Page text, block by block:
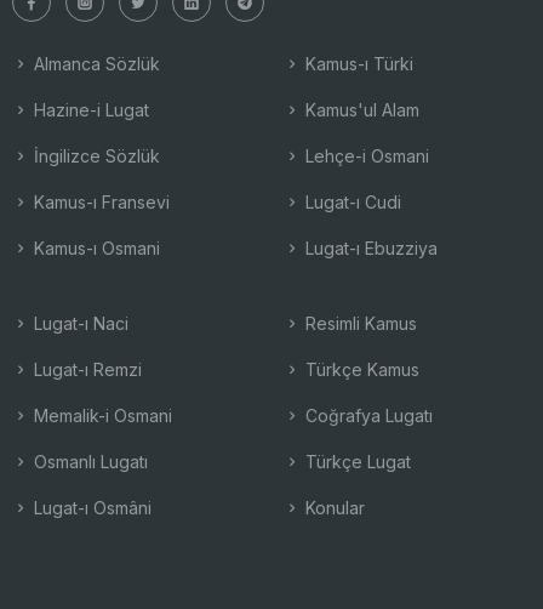
Almanca Sözlük
Hazine-i Lugat
İngilizce Sözlük
Kamus-ı Fransevi
Kamus-ı Osmani
Kamus-ı Türki
Kamus'ul Alam
Lehçe-i Osmani
Lugat-ı Cudi
Lugat-ı Ebuzziya
Lugat-ı Naci
Lugat-ı Remzi
Memalik-i Osmani
Osmanlı Lugatı
Lugat-ı Osmâni
Resimli Kamus
Türkçe Kamus
Coğrafya Lugatı
Türkçe Lugat
Konular